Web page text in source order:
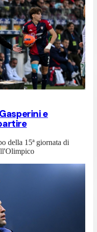
e
della 15ª giornata di